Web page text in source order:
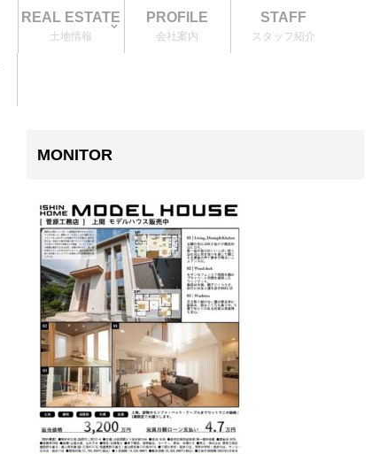
REAL ESTATE
土地情報
PROFILE
会社案内
STAFF
スタッフ紹介
MONITOR